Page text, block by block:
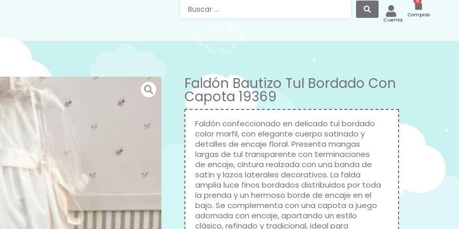
Cuenta
Compras
Faldón Bautizo Tul Bordado Con
Capota 19369
Faldón confeccionado en delicado tul bordado
color marfil, con elegante cuerpo satinado y
detalles de encaje floral. Presenta mangas
largas de tul transparente con terminaciones
de encaje, cintura realzada con una banda de
satín y lazos laterales decorativos. La falda
amplia luce finos bordados distribuidos por toda
la prenda y un hermoso borde de encaje en el
bajo. Se complementa con una capota a juego
adornada con encaje, aportando un estilo
clásico, refinado y tradicional, ideal para